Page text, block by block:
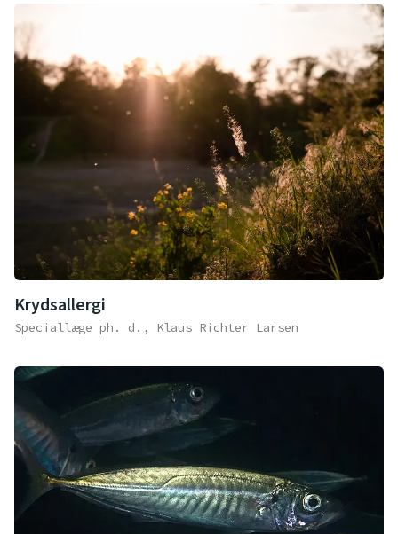
Krydsallergi
Speciallæge ph. d., Klaus Richter Larsen